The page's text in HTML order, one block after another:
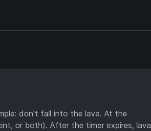
don't fall into the lava. At the
or both). After the timer expires, lava